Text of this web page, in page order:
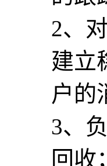
2、
建立
户的
3、
回收；